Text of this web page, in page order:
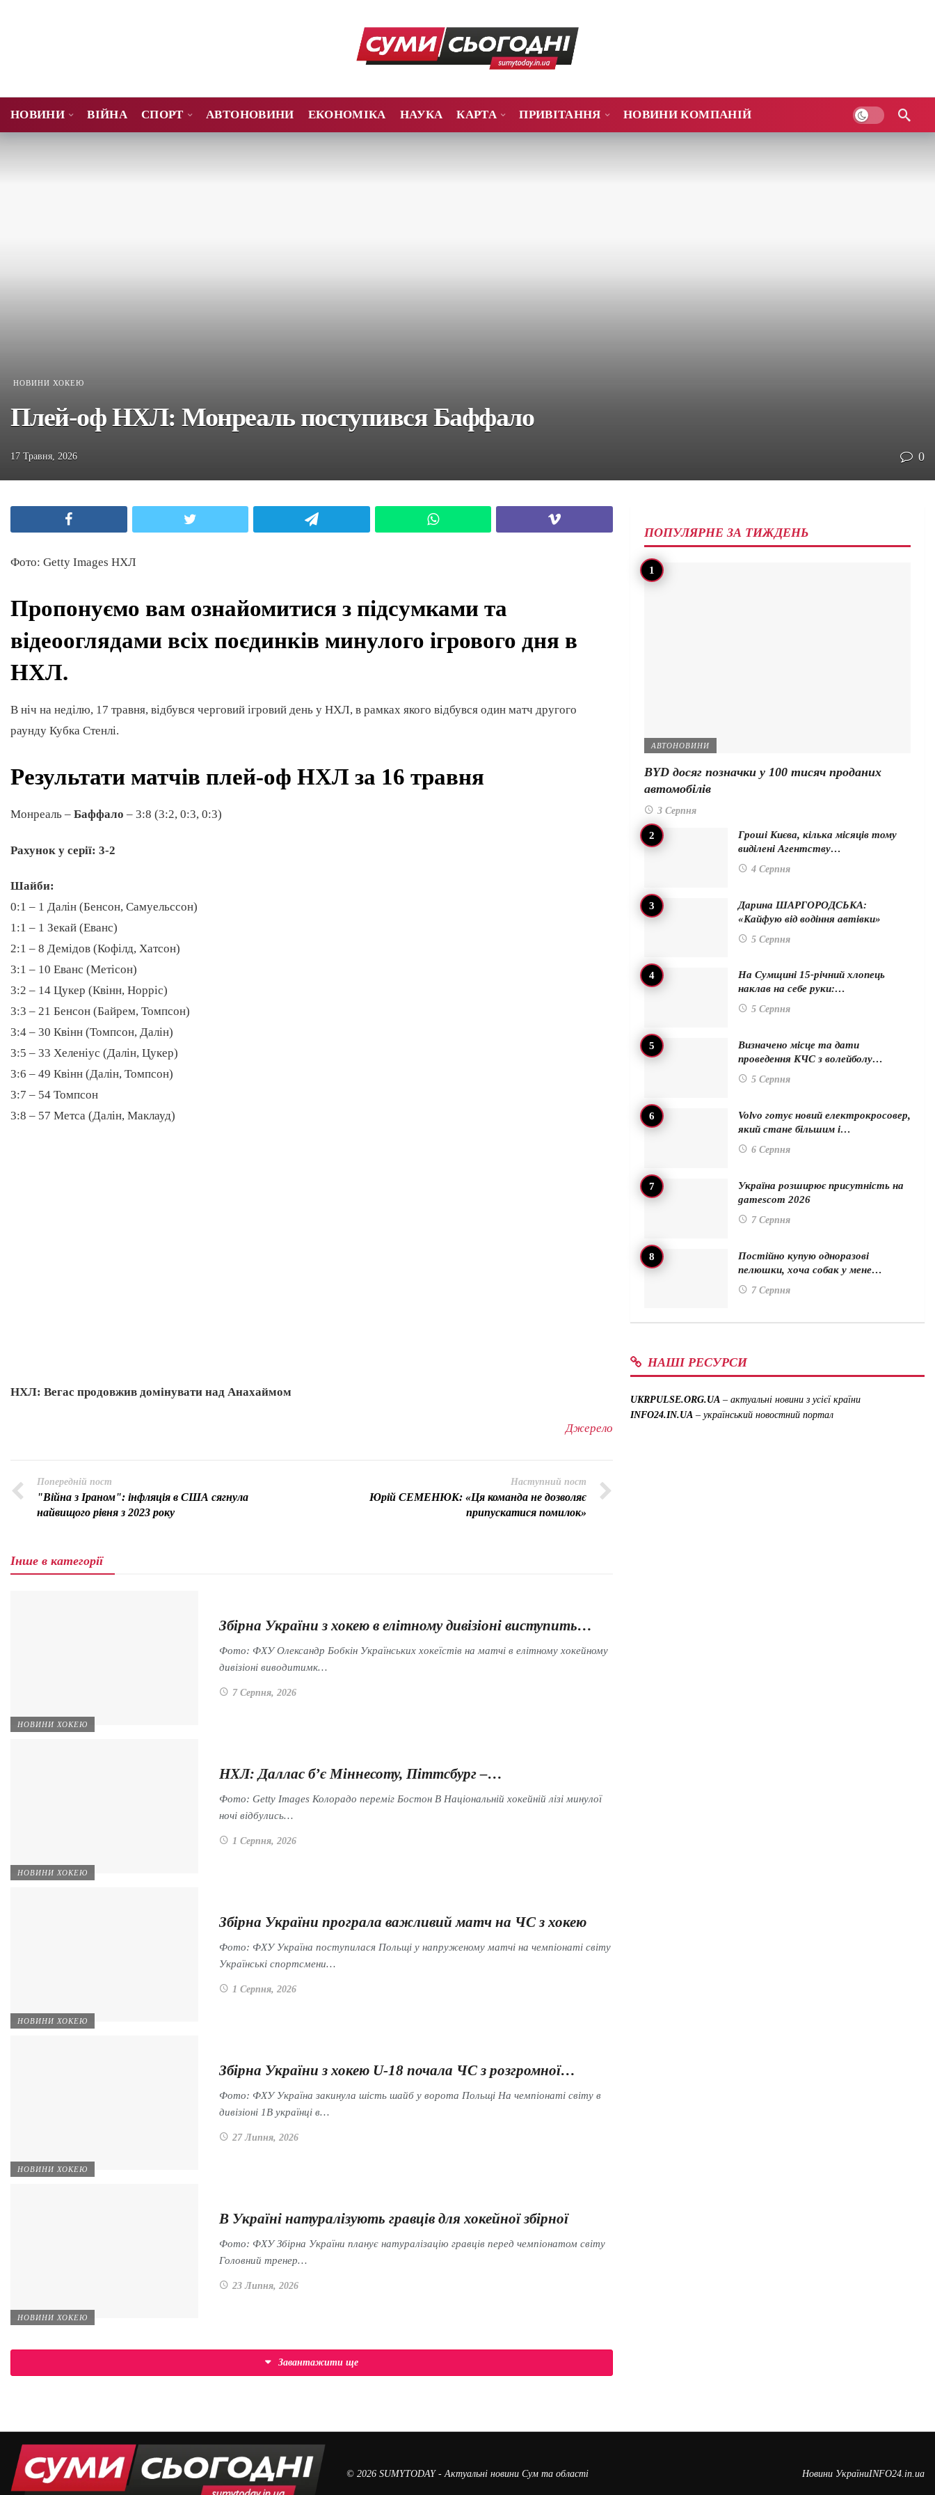
НОВИНИ ВІЙНА СПОРТ АВТОНОВИНИ ЕКОНОМІКА НАУКА КАРТА ПРИВІТАННЯ НОВИНИ КОМПАНІЙ
НОВИНИ ХОКЕЮ
Плей-оф НХЛ: Монреаль поступився Баффало
17 Травня, 2026 0
Фото: Getty Images НХЛ
Пропонуємо вам ознайомитися з підсумками та
відеооглядами всіх поєдинків минулого ігрового дня в
НХЛ.
В ніч на неділю, 17 травня, відбувся черговий ігровий день у НХЛ, в рамках якого відбувся один матч другого
раунду Кубка Стенлі.
Результати матчів плей-оф НХЛ за 16 травня
Монреаль – Баффало – 3:8 (3:2, 0:3, 0:3)
Рахунок у серії: 3-2
Шайби:
0:1 – 1 Далін (Бенсон, Самуельссон)
1:1 – 1 Зекай (Еванс)
2:1 – 8 Демідов (Кофілд, Хатсон)
3:1 – 10 Еванс (Метісон)
3:2 – 14 Цукер (Квінн, Норріс)
3:3 – 21 Бенсон (Байрем, Томпсон)
3:4 – 30 Квінн (Томпсон, Далін)
3:5 – 33 Хеленіус (Далін, Цукер)
3:6 – 49 Квінн (Далін, Томпсон)
3:7 – 54 Томпсон
3:8 – 57 Метса (Далін, Маклауд)
НХЛ: Вегас продовжив домінувати над Анахаймом
Джерело
Попередній пост
"Війна з Іраном": інфляція в США сягнула
найвищого рівня з 2023 року
Наступний пост
Юрій СЕМЕНЮК: «Ця команда не дозволяє
припускатися помилок»
Інше в категорії
НОВИНИ ХОКЕЮ
Збірна України з хокею в елітному дивізіоні виступить…
Фото: ФХУ Олександр Бобкін Українських хокеїстів на матчі в елітному хокейному
дивізіоні виводитимк…
7 Серпня, 2026
НОВИНИ ХОКЕЮ
НХЛ: Даллас б’є Міннесоту, Піттсбург –…
Фото: Getty Images Колорадо переміг Бостон В Національній хокейній лізі минулої
ночі відбулись…
1 Серпня, 2026
НОВИНИ ХОКЕЮ
Збірна України програла важливий матч на ЧС з хокею
Фото: ФХУ Україна поступилася Польщі у напруженому матчі на чемпіонаті світу
Українські спортсмени…
1 Серпня, 2026
НОВИНИ ХОКЕЮ
Збірна України з хокею U-18 почала ЧС з розгромної…
Фото: ФХУ Україна закинула шість шайб у ворота Польщі На чемпіонаті світу в
дивізіоні 1B українці в…
27 Липня, 2026
НОВИНИ ХОКЕЮ
В Україні натуралізують гравців для хокейної збірної
Фото: ФХУ Збірна України планує натуралізацію гравців перед чемпіонатом світу
Головний тренер…
23 Липня, 2026
Завантажити ще
ПОПУЛЯРНЕ ЗА ТИЖДЕНЬ
АВТОНОВИНИ
BYD досяг позначки у 100 тисяч проданих
автомобілів
3 Серпня
Гроші Києва, кілька місяців тому
виділені Агентству…
4 Серпня
Дарина ШАРГОРОДСЬКА:
«Кайфую від водіння автівки»
5 Серпня
На Сумщині 15-річний хлопець
наклав на себе руки:…
5 Серпня
Визначено місце та дати
проведення КЧС з волейболу…
5 Серпня
Volvo готує новий електрокросовер,
який стане більшим і…
6 Серпня
Україна розширює присутність на
gamescom 2026
7 Серпня
Постійно купую одноразові
пелюшки, хоча собак у мене…
7 Серпня
НАШІ РЕСУРСИ
UKRPULSE.ORG.UA – актуальні новини з усієї країни
INFO24.IN.UA – український новостний портал
© 2026 SUMYTODAY- Актуальні новини Сум та області Новини УкраїниINFO24.in.ua